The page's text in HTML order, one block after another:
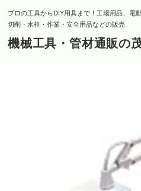
プロの工具からDIY用具まで！工場用品、電
切削・水栓・作業・安全用品などの販売
機械工具・管材通販の